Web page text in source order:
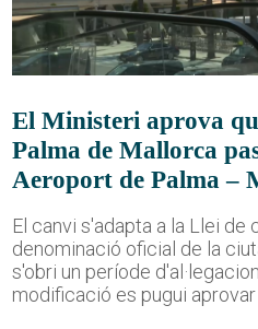
El Ministeri aprova
Palma de Mallorca
Aeroport de Palma –
El canvi s'adapta a la Llei de
denominació oficial de la
s'obri un període
modificació es pugui